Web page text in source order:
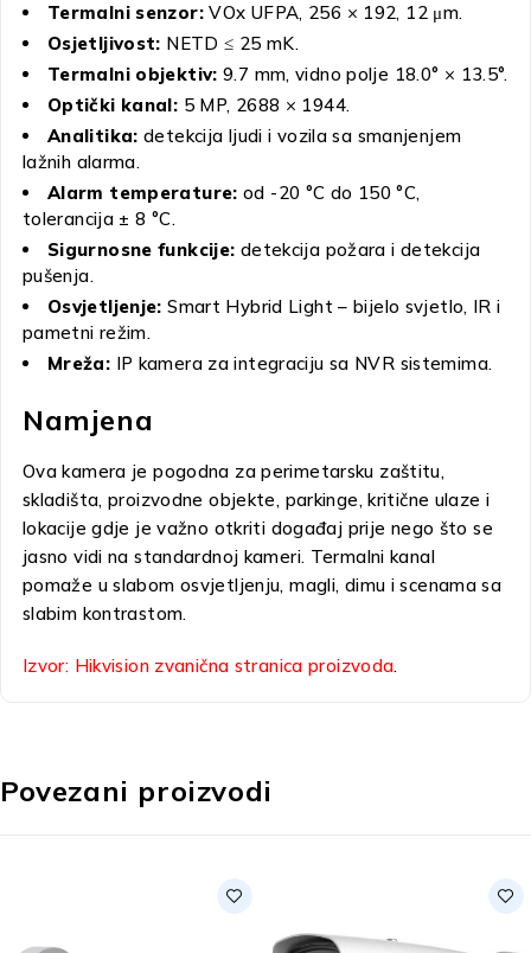
Termalni senzor:VOx UFPA, 256 × 192, 12 μm.
Osjetljivost: NETD ≤ 25 mK.
Termalni objektiv: 9.7 mm, vidno polje 18.0° × 13.5°.
Optički kanal: 5 MP, 2688 × 1944.
Analitika: detekcija ljudi i vozila sa smanjenjem
lažnih alarma.
Alarm temperature: od -20 °C do 150 °C,
tolerancija ± 8 °C.
Sigurnosne funkcije: detekcija požara i detekcija
pušenja.
Osvjetljenje: Smart Hybrid Light – bijelo svjetlo, IR i
pametni režim.
Mreža: IP kamera za integraciju sa NVR sistemima.
Namjena
Ova kamera je pogodna za perimetarsku zaštitu,
skladišta, proizvodne objekte, parkinge, kritične ulaze i
lokacije gdje je važno otkriti događaj prije nego što se
jasno vidi na standardnoj kameri. Termalni kanal
pomaže u slabom osvjetljenju, magli, dimu i scenama sa
slabim kontrastom.
Izvor: Hikvision zvanična stranica proizvoda.
Povezani proizvodi